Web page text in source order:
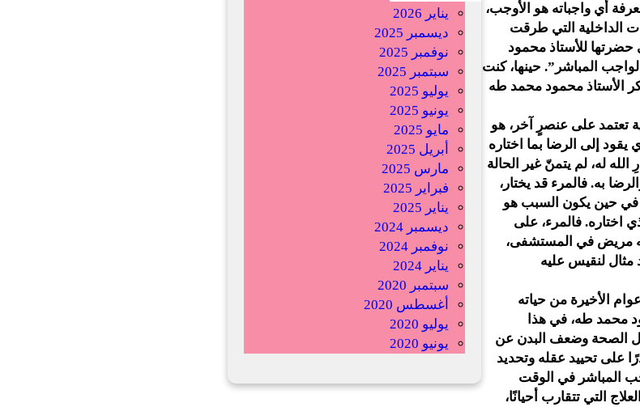
أي واجباته هو الأوجب،
الداخلية التي طرقت
حضرتها للأستاذ محمود
عام 1972، واحدةً من ندوات “الواجب المباشر”. حينها، كنت
الأستاذ محمود محمد طه
تعتمد على عنصرٍ آخر، هو
يقود إلى الرضا بما اختاره
له، لم يتمنّ غير الحالة
به. فالمرء قد يختار،
في حين يكون السبب هو
اختاره. فالمرء، على
له مريض في المستشفى،
مثال لنقيس عليه
الأخيرة من حياته
محمد طه، في هذا
الصحة وضعف البدن عن
على تحييد عقله وتحديد
المباشر في الوقت
التي تتقارب أحيانًا،
يناير 2026
ديسمبر 2025
نوفمبر 2025
سبتمبر 2025
يوليو 2025
يونيو 2025
مايو 2025
أبريل 2025
مارس 2025
فبراير 2025
يناير 2025
ديسمبر 2024
نوفمبر 2024
يناير 2024
سبتمبر 2020
أغسطس 2020
يوليو 2020
يونيو 2020